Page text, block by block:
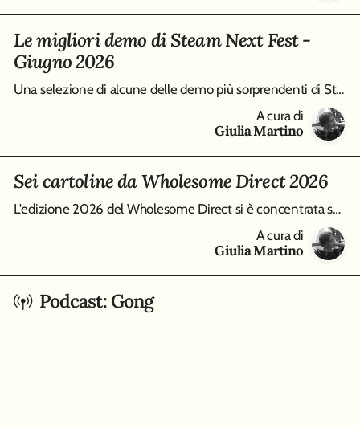
Le migliori demo di Steam Next Fest -
Giugno 2026
Una selezione di alcune delle demo più sorprendenti di Steam Next Fest, edizione Giugno 2026, da Virtue and a Sledgehammer a Burn-9
A cura di
Giulia Martino
Sei cartoline da Wholesome Direct 2026
L'edizione 2026 del Wholesome Direct si è concentrata su molti modi differenti di intendere i cozy game, qui raccolti in un piccolo best of di sei tracce
A cura di
Giulia Martino
Podcast: Gong